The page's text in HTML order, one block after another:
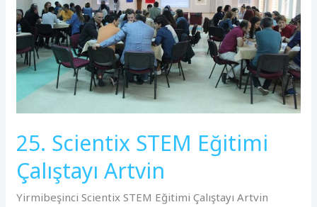
25. Scientix STEM Eğitimi
Çalıştayı Artvin
Yirmibeşinci Scientix STEM Eğitimi Çalıştayı Artvin
Artvin